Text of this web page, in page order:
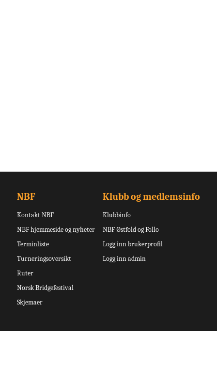
NBF
Kontakt NBF
NBF hjemmeside og nyheter
Terminliste
Turneringsoversikt
Ruter
Norsk Bridgefestival
Skjemaer
Klubb og medlemsinfo
Klubbinfo
NBF Østfold og Follo
Logg inn brukerprofil
Logg inn admin